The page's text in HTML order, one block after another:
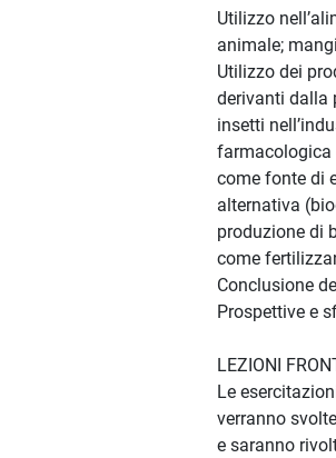
Utilizzo
animale;
Utilizzo dei
derivanti dalla
insetti
farmacologica
come fonte di
alternativa
produzione di
come
Conclusione
Prospettive e
LEZIONI
Le
verranno
e saranno